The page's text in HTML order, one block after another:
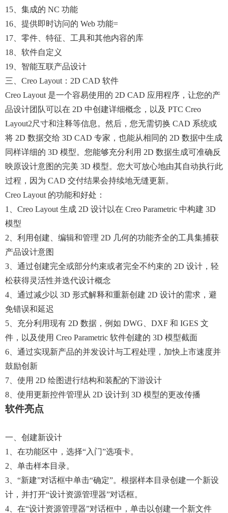
15、集成的 NC 功能
16、提供即时访问的 Web 功能=
17、零件、特征、工具和其他内容的库
18、软件自定义
19、智能互联产品设计
三、creo Layout：2D CAD 软件
Creo Layout 是一个容易使用的 2D CAD 应用程序，让您的产
品设计团队可以在 2D 中创建详细概念，以及 PTC Creo
Layout2尺寸和注释等信息。然后，您无需切换 CAD 系统或
将 2D 数据交给 3D CAD 专家，也能从相同的 2D 数据中生成
同样详细的 3D 模型。您能够充分利用 2D 数据生成可准确反
映原设计意图的完美 3D 模型。您大可放心地由其自动执行此
过程，因为 CAD 交付结果会持续地无缝更新。
Creo Layout 的功能和好处：
1、Creo Layout 生成 2D 设计以在 Creo Parametric 中构建 3D
模型
2、利用创建、编辑和管理 2D 几何的功能齐全的工具集捕获
产品设计意图
3、通过创建完全或部分约束或者完全不约束的 2D 设计，轻
松获得灵活性并迭代设计概念
4、通过减少以 3D 形式解释和重新创建 2D 设计的需求，避
免错误和延迟
5、充分利用现有 2D 数据，例如 DWG、DXF 和 IGES 文
件，以及使用 Creo Parametric 软件创建的 3D 模型截面
6、通过实现新产品的并发设计与工程处理，加快上市速度并
鼓励创新
7、使用 2D 绘图进行结构和装配的下游设计
8、使用更新控件管理从 2D 设计到 3D 模型的更改传播
软件亮点
一、创建新设计
1、在功能区中，选择“入门”选项卡。
2、单击样本目录。
3、“新建”对话框中单击“确定”。根据样本目录创建一个新设
计，并打开“设计资源管理器”对话框。
4、在“设计资源管理器”对话框中，单击以创建一个新文件